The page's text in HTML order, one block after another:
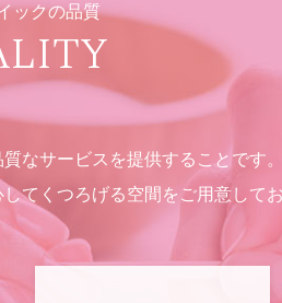
ックの品質
なサービスを提供することです。
てくつろげる空間をご用意して